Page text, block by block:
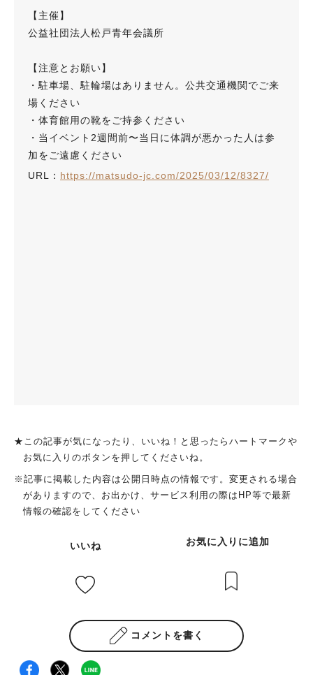
【主催】
公益社団法人松戸青年会議所
【注意とお願い】
・駐車場、駐輪場はありません。公共交通機関でご来
場ください
・体育館用の靴をご持参ください
・当イベント2週間前〜当日に体調が悪かった人は参
加をご遠慮ください
URL： https://matsudo-jc.com/2025/03/12/8327/
★この記事が気になったり、いいね！と思ったらハートマークや
お気に入りのボタンを押してくださいね。
※記事に掲載した内容は公開日時点の情報です。変更される場合
がありますので、お出かけ、サービス利用の際はHP等で最新
情報の確認をしてください
いいね お気に入りに追加
コメントを書く